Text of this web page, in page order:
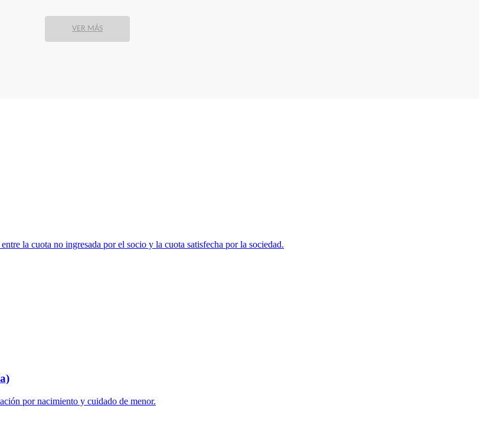
VER MÁS
la cuota no ingresada por el socio y la cuota satisfecha por la sociedad.
por nacimiento y cuidado de menor.